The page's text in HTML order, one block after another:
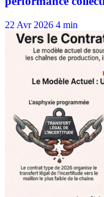
22 Avr 2026 4 min